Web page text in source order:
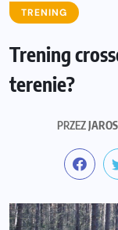
TRENING
Trening
terenie?
PRZEZ